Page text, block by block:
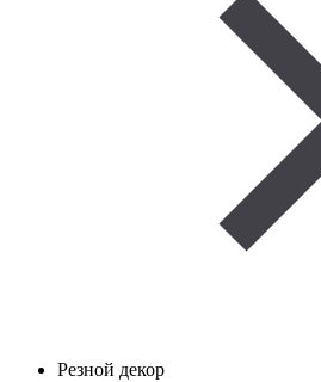
Резной декор